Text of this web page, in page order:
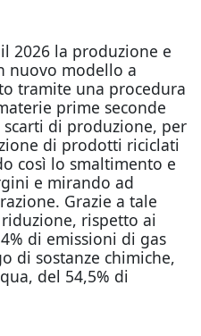
2026 la produzione e
nuovo modello a
tramite una procedura
prime seconde
di produzione, per
di prodotti riciclati
così lo smaltimento e
e mirando ad
Grazie a tale
rispetto ai
di emissioni di gas
di sostanze chimiche,
del 54,5% di